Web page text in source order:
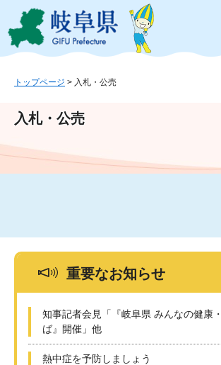
ジ
ュ
文
このページの本文へ
トップページ > 入札・公売
入札・公売
重要なお知らせ
知事記者会見「『岐阜県 みんなの健康
ば』開催」他
熱中症を予防しましょう